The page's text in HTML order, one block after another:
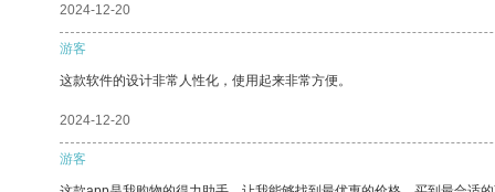
2024-12-20
游客
这款软件的设计非常人性化，使用起来非常方便。
2024-12-20
游客